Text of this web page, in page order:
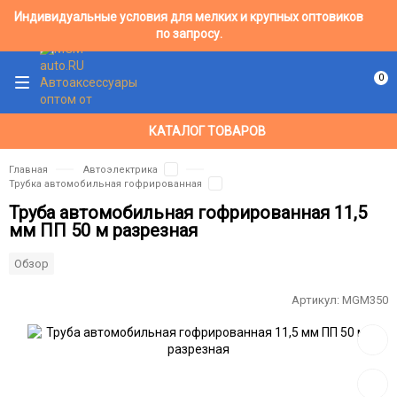
Индивидуальные условия для мелких и крупных оптовиков
по запросу.
КАТАЛОГ ТОВАРОВ
0
Главная
Автоэлектрика
Трубка автомобильная гофрированная
Труба автомобильная гофрированная 11,5
мм ПП 50 м разрезная
Обзор
Артикул: MGM350